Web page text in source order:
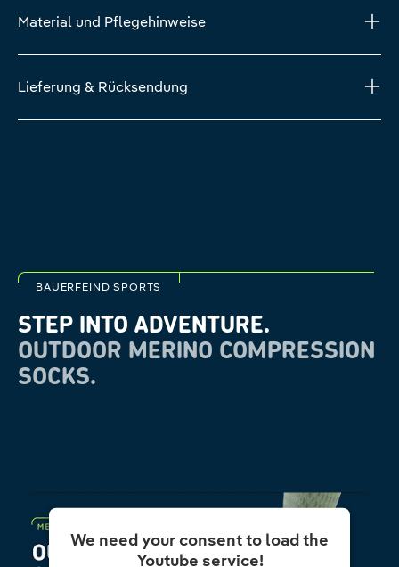
Material und Pflegehinweise
Lieferung & Rücksendung
BAUERFEIND SPORTS
STEP INTO ADVENTURE.
OUTDOOR MERINO COMPRESSION
SOCKS.
We need your consent to load the
Youtube service!